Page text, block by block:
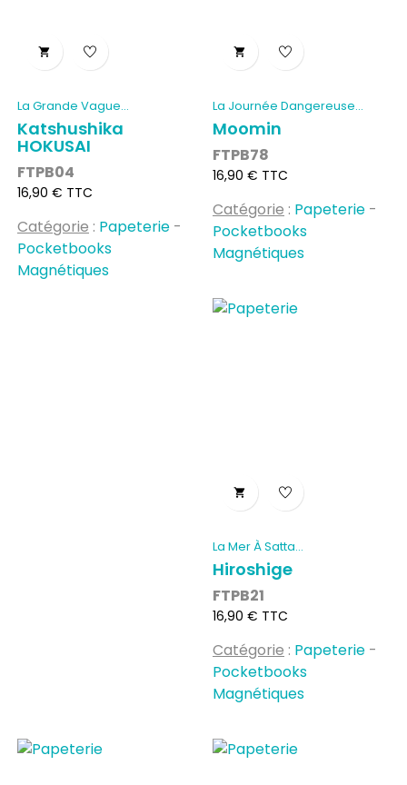

La Grande Vague...
Katshushika
HOKUSAI
FTPB04
Prix
16,90 € TTC
Catégorie : Papeterie -
Pocketbooks
Magnétiques

La Journée Dangereuse...
Moomin
FTPB78
Prix
16,90 € TTC
Catégorie : Papeterie -
Pocketbooks
Magnétiques

La Mer À Satta
(POCKETBOOKS...
Hiroshige
FTPB21
Prix
16,90 € TTC
Catégorie : Papeterie -
Pocketbooks
Magnétiques